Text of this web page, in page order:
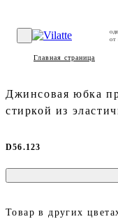
ОТ
Главная страница
Джинсовая юбка
стиркой из
D56.123
Товар в других